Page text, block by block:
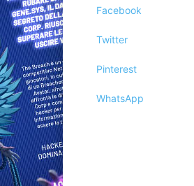
Facebook
Twitter
Pinterest
WhatsApp